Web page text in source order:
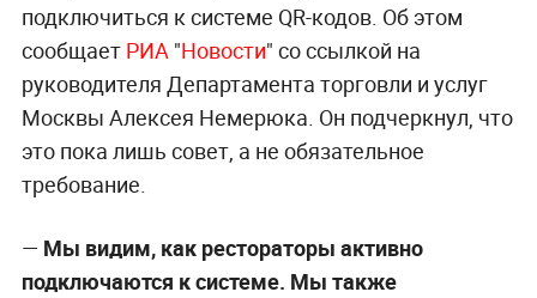
подключиться к системе QR-кодов. Об этом
сообщает РИА "Новости" со ссылкой на
руководителя Департамента торговли и услуг
Москвы Алексея Немерюка. Он подчеркнул, что
это пока лишь совет, а не обязательное
требование.
— Мы видим, как рестораторы активно
подключаются к системе. Мы также